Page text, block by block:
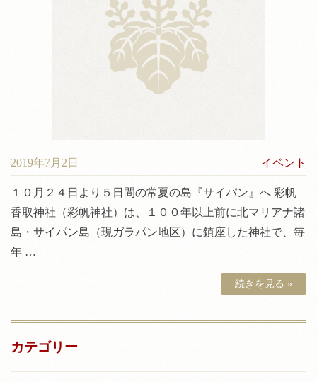
2019年7月2日 イベント
１０月２４日より５日間の常夏の島『サイパン』へ 彩帆
香取神社（彩帆神社）は、１００年以上前に北マリアナ諸
島・サイパン島（現ガラパン地区）に鎮座した神社で、毎
年 …
続きを見る »
カテゴリー